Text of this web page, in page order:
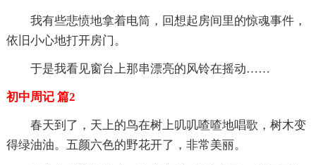
我有些悲愤地拿着电筒，回想起房间里的惊魂事件，
依旧小心地打开房门。
于是我看见窗台上那串漂亮的风铃在摇动……
初中周记 篇2
春天到了，天上的鸟在树上叽叽喳喳地唱歌，树木变
得绿油油。五颜六色的野花开了，非常美丽。